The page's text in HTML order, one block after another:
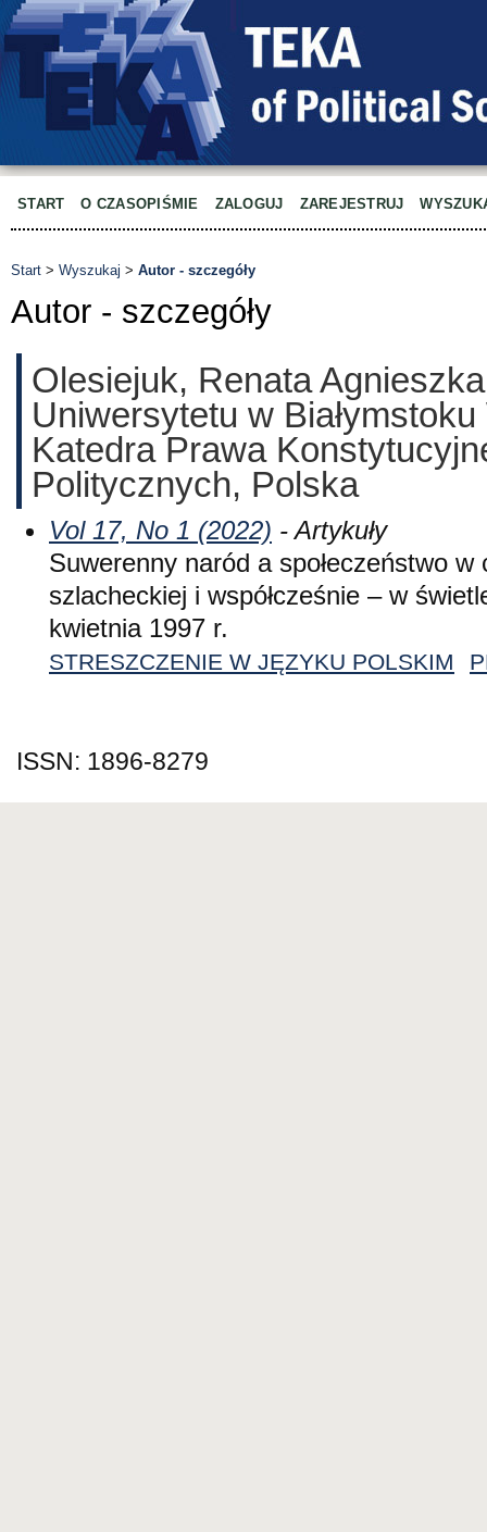
START O CZASOPIŚMIE ZALOGUJ ZAREJESTRUJ
Start > Wyszukaj > Autor - szczegóły
Autor - szczegóły
Olesiejuk, Renata
Uniwersytetu w Białymstoku
Katedra Prawa
Politycznych, Polska
Vol 17, No 1 (2022) - Artykuły
Suwerenny naród a społeczeństwo
szlacheckiej i współcześnie – w
kwietnia 1997 r.
STRESZCZENIE W JĘZYKU POLSKIM
ISSN: 1896-8279